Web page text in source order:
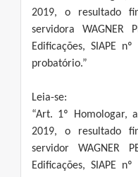
2019, o resultado
servidora WAGNER
Edificações, SIAPE
probatório.”
Leia-se:
“Art. 1º Homologar,
2019, o resultado
servidor WAGNER
Edificações, SIAPE